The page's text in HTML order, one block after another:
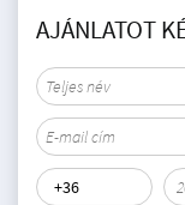
AJÁNLATOT